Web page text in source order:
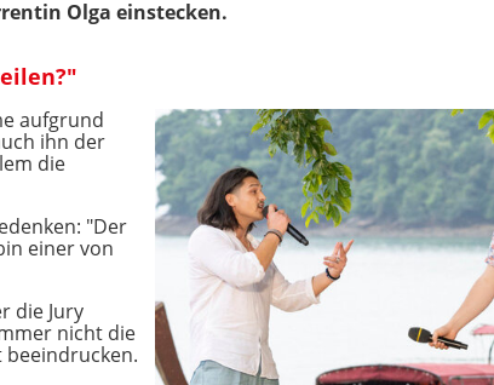
Olga einstecken.
aufgrund
ihn der
die
"Der
einer von
die Jury
nicht die
beeindrucken.